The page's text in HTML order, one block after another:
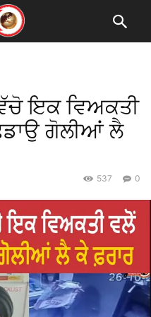
ਇਕ ਵਿਅਕਤੀ
ਗੋਲੀਆਂ ਲੈ
0
537